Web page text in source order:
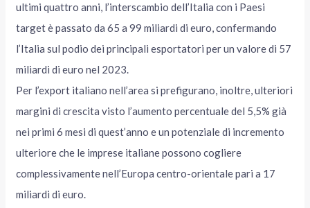
ultimi quattro anni, l’interscambio dell’Italia con i Paesi
target è passato da 65 a 99 miliardi di euro, confermando
l’Italia sul podio dei principali esportatori per un valore di 57
miliardi di euro nel 2023.
Per l’export italiano nell’area si prefigurano, inoltre, ulteriori
margini di crescita visto l’aumento percentuale del 5,5% già
nei primi 6 mesi di quest’anno e un potenziale di incremento
ulteriore che le imprese italiane possono cogliere
complessivamente nell’Europa centro-orientale pari a 17
miliardi di euro.